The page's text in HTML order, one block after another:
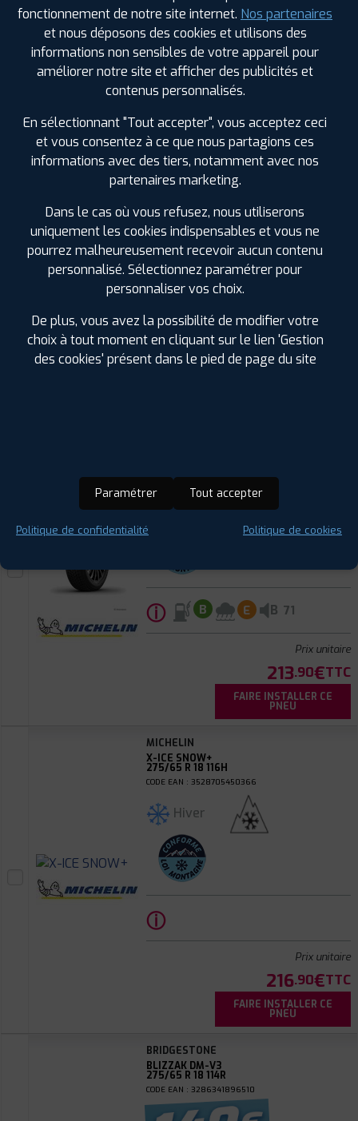
Été
ⓘ
184.90€TTC
FAIRE INSTALLER CE
PNEU
EFFICIENTGRIP 2 SUV
275/65 R 18 116H
CODE EAN : 4038526076656
Été
Prix unitaire
208 .90€
Hiver
ⓘ B E B 71
Prix unitaire
213.90€TTC
FAIRE INSTALLER CE
PNEU
MICHELIN
X-ICE SNOW+
275/65 R 18 116H
CODE EAN : 3528705450366
Hiver
ⓘ
Prix unitaire
216.90€TTC
FAIRE INSTALLER CE
PNEU
BRIDGESTONE
BLIZZAK DM-V3
275/65 R 18 114R
CODE EAN : 3286341896510
fonctionnement de notre site internet. Nos partenaires
et nous déposons des cookies et utilisons des
informations non sensibles de votre appareil pour
améliorer notre site et afficher des publicités et
contenus personnalisés.
En sélectionnant "Tout accepter", vous acceptez ceci
et vous consentez à ce que nous partagions ces
informations avec des tiers, notamment avec nos
partenaires marketing.
Dans le cas où vous refusez, nous utiliserons
uniquement les cookies indispensables et vous ne
pourrez malheureusement recevoir aucun contenu
personnalisé. Sélectionnez paramétrer pour
personnaliser vos choix.
De plus, vous avez la possibilité de modifier votre
choix à tout moment en cliquant sur le lien 'Gestion
des cookies' présent dans le pied de page du site
Paramétrer Tout accepter
Politique de confidentialité Politique de cookies